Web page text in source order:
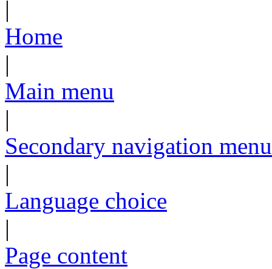
|
Home
|
Main menu
|
Secondary navigation menu
|
Language choice
|
Page content